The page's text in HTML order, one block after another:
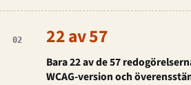
02 22 av 57
Bara 22 av de 57
WCAG-version och